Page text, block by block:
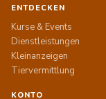
ENTDECKEN
Kurse & Events
Dienstleistungen
Kleinanzeigen
Tiervermittlung
KONTO